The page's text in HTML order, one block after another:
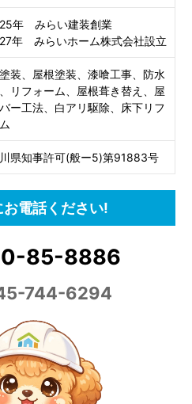
年 みらい建装創業
年 みらいホーム株式会社設立
装、屋根塗装、漆喰工事、防水
リフォーム、屋根葺き替え、屋
ー工法、白アリ駆除、床下リフ
県知事許可(般ー5)第91883号
お電話ください!
85-8886
744-6294